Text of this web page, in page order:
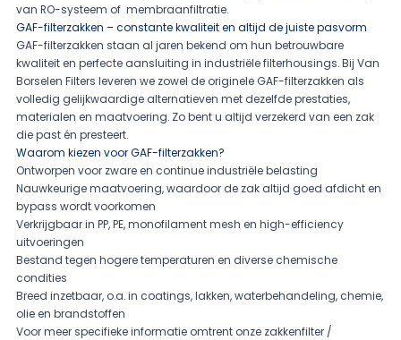
van RO-systeem of membraanfiltratie.
GAF-filterzakken – constante kwaliteit en altijd de juiste pasvorm
GAF-filterzakken staan al jaren bekend om hun betrouwbare
kwaliteit en perfecte aansluiting in industriële filterhousings. Bij Van
Borselen Filters leveren we zowel de originele GAF-filterzakken als
volledig gelijkwaardige alternatieven met dezelfde prestaties,
materialen en maatvoering. Zo bent u altijd verzekerd van een zak
die past én presteert.
Waarom kiezen voor GAF-filterzakken?
Ontworpen voor zware en continue industriële belasting
Nauwkeurige maatvoering, waardoor de zak altijd goed afdicht en
bypass wordt voorkomen
Verkrijgbaar in PP, PE, monofilament mesh en high-efficiency
uitvoeringen
Bestand tegen hogere temperaturen en diverse chemische
condities
Breed inzetbaar, o.a. in coatings, lakken, waterbehandeling, chemie,
olie en brandstoffen
Voor meer specifieke informatie omtrent onze zakkenfilter /